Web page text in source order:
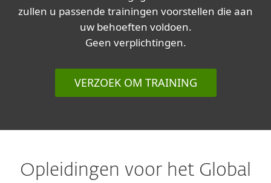
zullen u passende trainingen voorstellen die aan
uw behoeften voldoen.
Geen verplichtingen.
VERZOEK OM TRAINING
Opleidingen voor het Global